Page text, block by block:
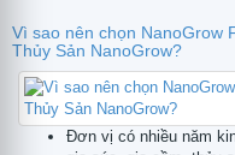
Vì sao nên chọn NanoGrow
Thủy Sản NanoGrow?
Đơn vị có nhiều năm